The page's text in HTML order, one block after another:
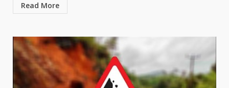
Read More